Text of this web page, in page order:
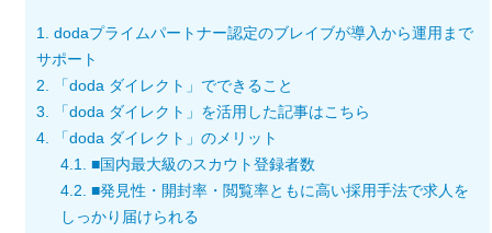
1.
dodaプライムパートナー認定のブレイブが導入から運用まで
サポート
2.
「doda ダイレクト」でできること
3.
「doda ダイレクト」を活用した記事はこちら
4.
「doda ダイレクト」のメリット
4.1.
■国内最大級のスカウト登録者数
4.2. ■発見性・開封率・閲覧率ともに高い採用手法で求人を
しっかり届けられる